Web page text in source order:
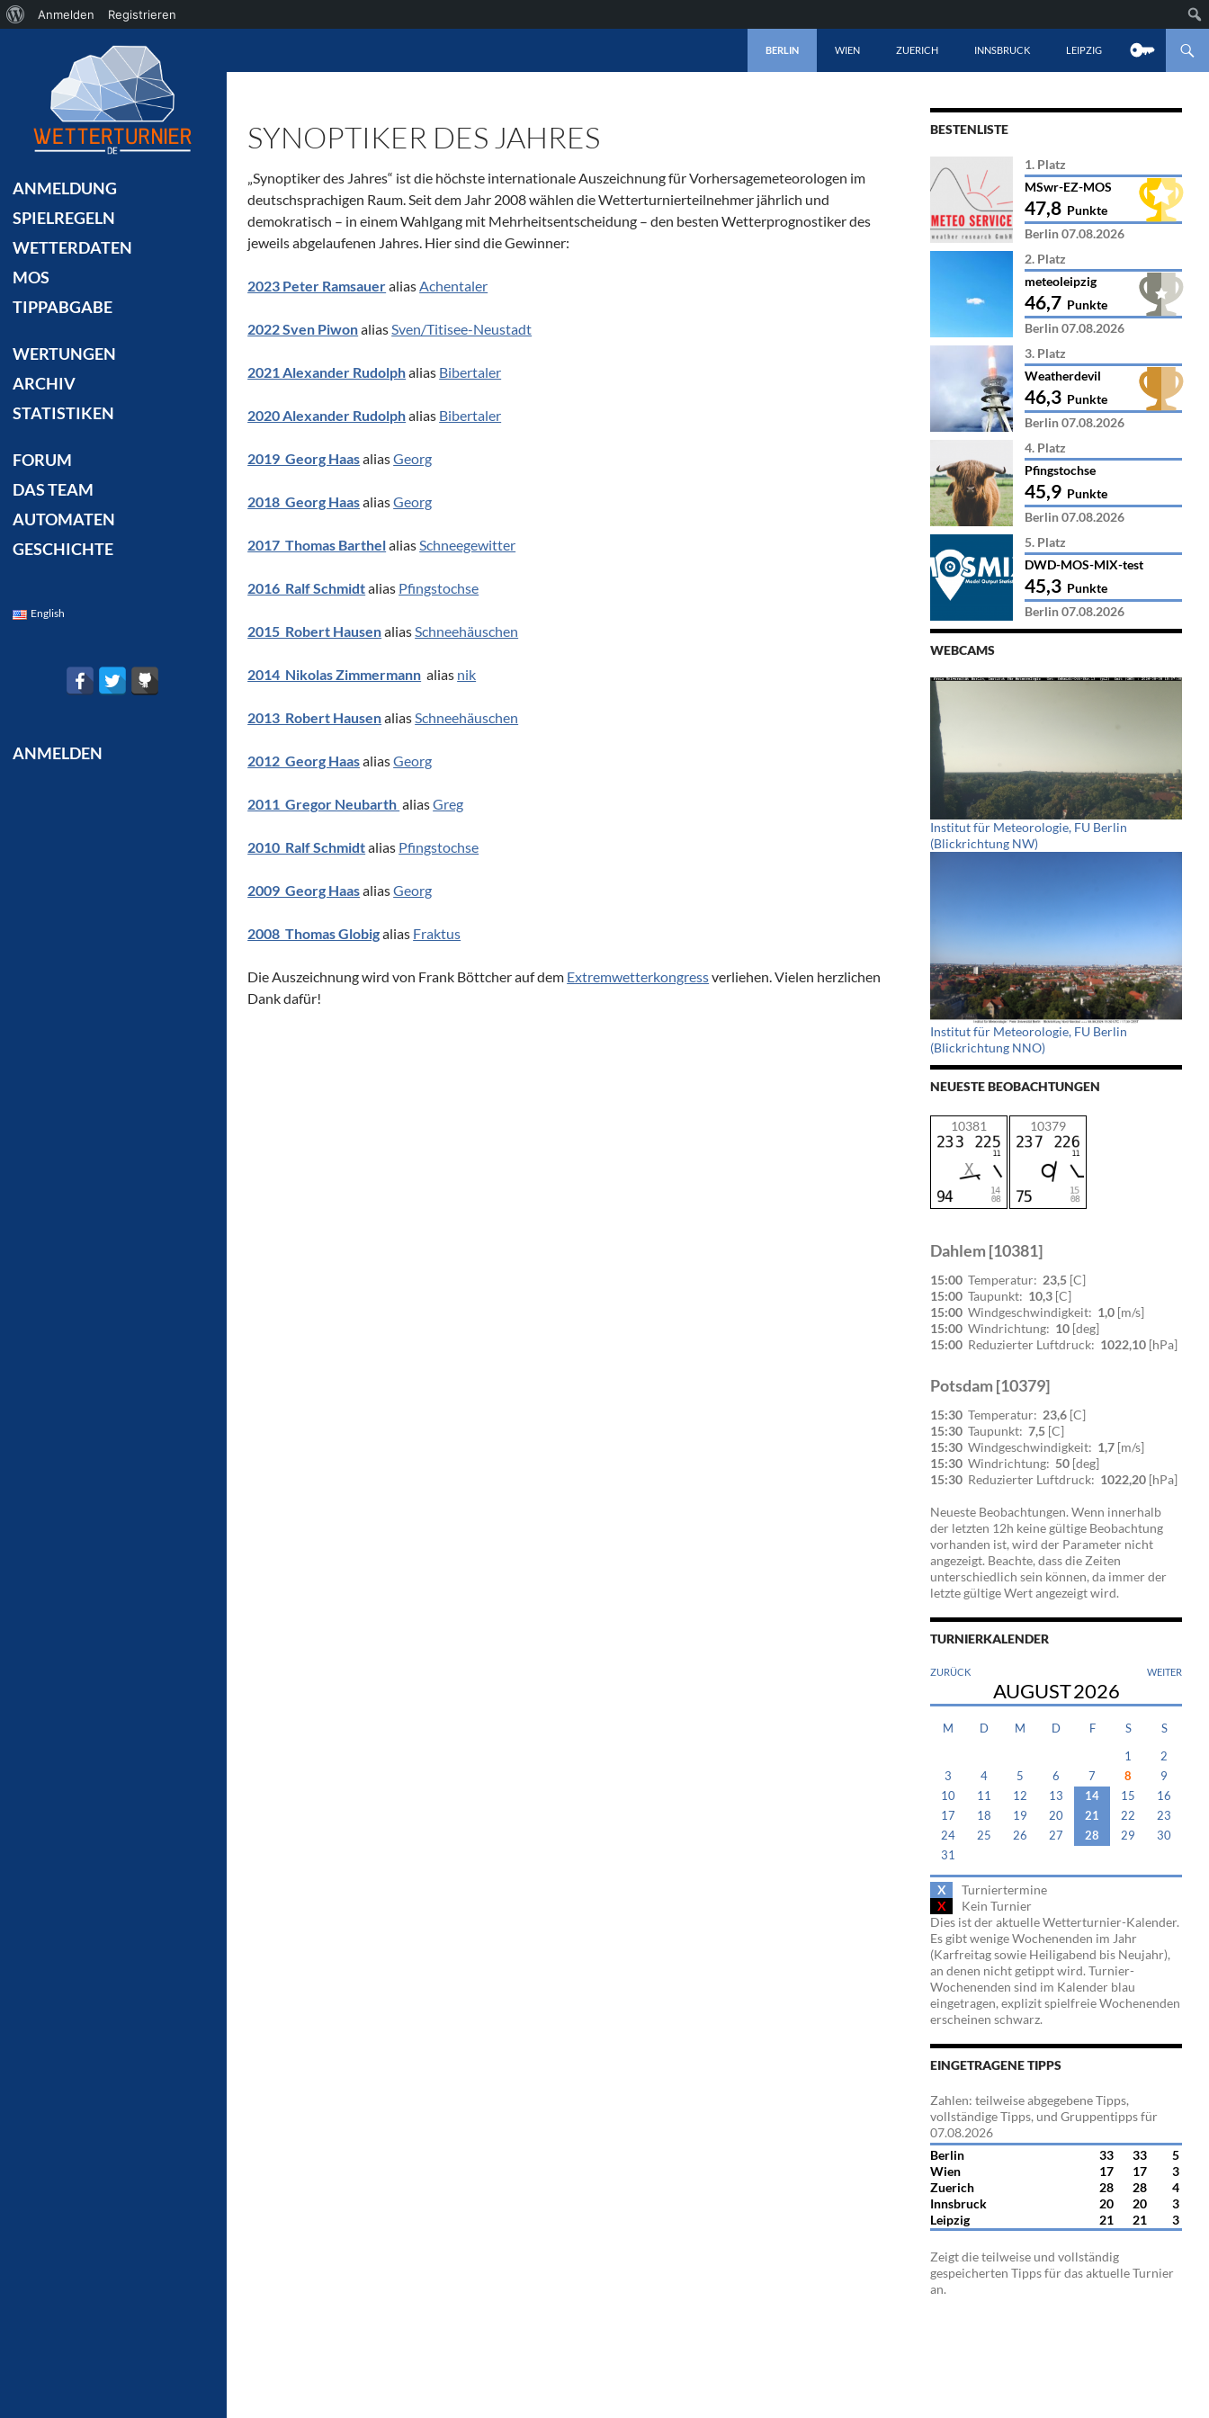
BERLIN
WIEN ZUERICH INNSBRUCK LEIPZIG
SYNOPTIKER DES JAHRES
„Synoptiker des Jahres“ ist die höchste internationale Auszeichnung für Vorhersagemeteorologen im
deutschsprachigen Raum. Seit dem Jahr 2008 wählen die Wetterturnierteilnehmer jährlich und
demokratisch – in einem Wahlgang mit Mehrheitsentscheidung – den besten Wetterprognostiker des
jeweils abgelaufenen Jahres. Hier sind die Gewinner:
2023 Peter RamsaueraliasAchentaler
2022 Sven PiwonaliasSven/Titisee-Neustadt
2021 Alexander Rudolphalias Bibertaler
2020 Alexander Rudolphalias Bibertaler
2019 Georg HaasaliasGeorg
2018 Georg HaasaliasGeorg
2017 Thomas BarthelaliasSchneegewitter
2016 Ralf Schmidtalias Pfingstochse
2015 Robert HausenaliasSchneehäuschen
2014 Nikolas Zimmermann alias nik
2013 Robert HausenaliasSchneehäuschen
2012 Georg HaasaliasGeorg
2011 Gregor Neubarth aliasGreg
2010 Ralf Schmidtalias Pfingstochse
2009 Georg HaasaliasGeorg
2008 Thomas Globigalias Fraktus
Die Auszeichnung wird von Frank Böttcher auf dem Extremwetterkongressverliehen. Vielen herzlichen
Dank dafür!
BESTENLISTE
1. Platz
MSwr-EZ-MOS
47,8 Punkte
Berlin 07.08.2026
2. Platz
meteoleipzig
46,7 Punkte
Berlin 07.08.2026
3. Platz
Weatherdevil
46,3 Punkte
Berlin 07.08.2026
4. Platz
Pfingstochse
45,9 Punkte
Berlin 07.08.2026
5. Platz
DWD-MOS-MIX-test
45,3 Punkte
Berlin 07.08.2026
WEBCAMS
Institut für Meteorologie, FU Berlin
(Blickrichtung NW)
Institut für Meteorologie, FU Berlin
(Blickrichtung NNO)
NEUESTE BEOBACHTUNGEN
10381 10379
Dahlem [10381]
15:00 Temperatur: 23,5 [C]
15:00 Taupunkt: 10,3 [C]
15:00 Windgeschwindigkeit: 1,0 [m/s]
15:00 Windrichtung: 10 [deg]
15:00 Reduzierter Luftdruck: 1022,10 [hPa]
Potsdam [10379]
15:30 Temperatur: 23,6 [C]
15:30 Taupunkt: 7,5 [C]
15:30 Windgeschwindigkeit: 1,7 [m/s]
15:30 Windrichtung: 50 [deg]
15:30 Reduzierter Luftdruck: 1022,20 [hPa]
Neueste Beobachtungen. Wenn innerhalb
der letzten 12h keine gültige Beobachtung
vorhanden ist, wird der Parameter nicht
angezeigt. Beachte, dass die Zeiten
unterschiedlich sein können, da immer der
letzte gültige Wert angezeigt wird.
TURNIERKALENDER
ZURÜCK WEITER
AUGUST2026
M D M D F S S
1
2
3
4 5 6 7 8
9
10
11 12 13 14 15
16
17
18 19 20 21 22
23
24
25 26 27 28 29
30
31
X
Turniertermine
X
Kein Turnier
Dies ist der aktuelle Wetterturnier-Kalender.
Es gibt wenige Wochenenden im Jahr
(Karfreitag sowie Heiligabend bis Neujahr),
an denen nicht getippt wird. Turnier-
Wochenenden sind im Kalender blau
eingetragen, explizit spielfreie Wochenenden
erscheinen schwarz.
EINGETRAGENE TIPPS
Zahlen: teilweise abgegebene Tipps,
vollständige Tipps, und Gruppentipps für
07.08.2026
Berlin
33 33
5
Wien
17 17
3
Zuerich
28 28
4
Innsbruck
20 20
3
Leipzig
21 21 3
Zeigt die teilweise und vollständig
gespeicherten Tipps für das aktuelle Turnier
an.
ANMELDUNG
SPIELREGELN
WETTERDATEN
MOS
TIPPABGABE
WERTUNGEN
ARCHIV
STATISTIKEN
FORUM
DAS TEAM
AUTOMATEN
GESCHICHTE
English
ANMELDEN
Über
Anmelden Registrieren